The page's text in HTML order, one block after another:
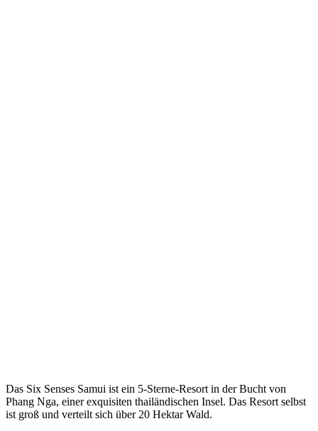
Das Six Senses Samui ist ein 5-Sterne-Resort in der Bucht von
Phang Nga, einer exquisiten thailändischen Insel. Das Resort selbst
ist groß und verteilt sich über 20 Hektar Wald.